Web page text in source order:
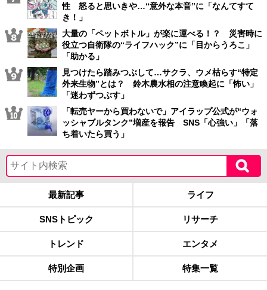
性 怒ると思いきや…“意外な本音”に「なんてすて
き！」
大量の「ペットボトル」が楽に運べる！？ 災害時に
役立つ自衛隊の“ライフハック”に「目からうろこ」
「助かる」
見つけたら踏みつぶして…サクラ、ウメ枯らす“特定
外来生物”とは？ 鈴木農水相の注意喚起に「怖い」
「迷わずつぶす」
「転売ヤーから買わないで」アイラップ公式が“ウォ
ッシャブルタンク”増産を報告 SNS「心強い」「落
ち着いたら買う」
最新記事 ライフ
SNSトピック リサーチ
トレンド エンタメ
特別企画 特集一覧